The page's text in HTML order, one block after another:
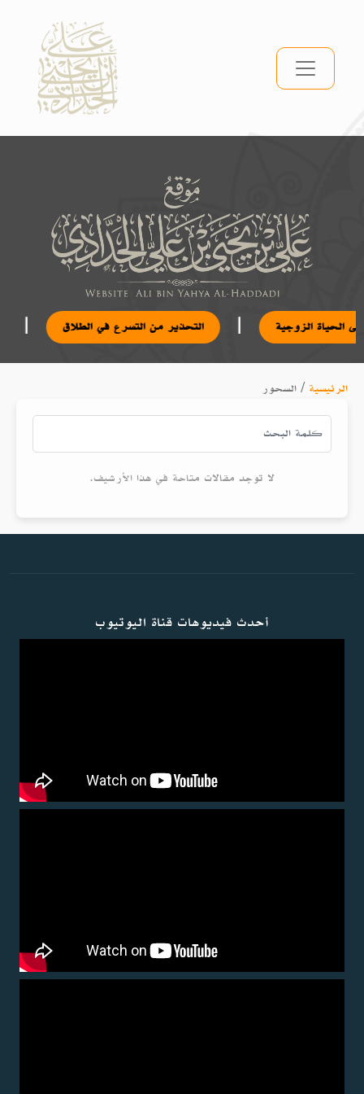
التحذير من التسرع في الطلاق الحياة الزوجية
الرئيسية / السحور
لا توجد مقالات متاحة في هذا الأرشيف.
أحدث فيديوهات قناة اليوتيوب